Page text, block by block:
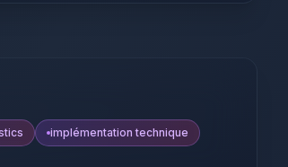
implémentation technique